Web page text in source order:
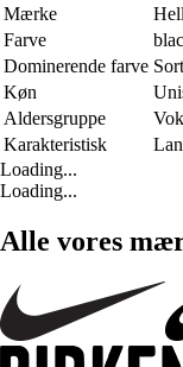
Mærke
Farve
Dominerende farve Sort
Køn
Aldersgruppe
Karakteristisk
Loading...
Loading...
Alle vores